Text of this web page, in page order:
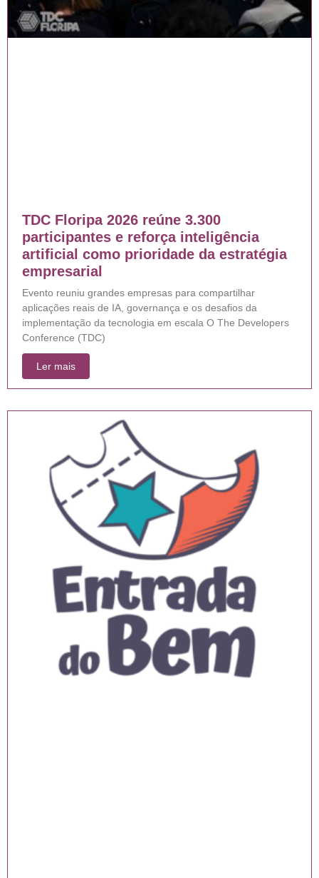
TDC Floripa 2026 reúne 3.300
participantes e reforça inteligência
artificial como prioridade da estratégia
empresarial
Evento reuniu grandes empresas para compartilhar
aplicações reais de IA, governança e os desafios da
implementação da tecnologia em escala O The Developers
Conference (TDC)
Ler mais